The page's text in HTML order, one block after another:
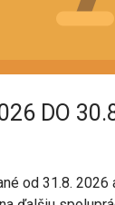
index
DO
od 31.8. 2026